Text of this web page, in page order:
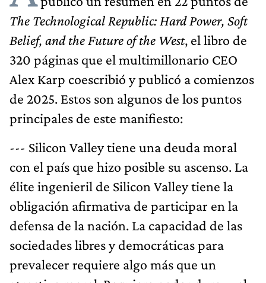
The Technological Republic: Hard Power, Soft
Belief, and the Future of the West, el libro de
320 páginas que el multimillonario CEO
Alex Karp coescribió y publicó a comienzos
de 2025. Estos son algunos de los puntos
principales de este manifiesto:
--- Silicon Valley tiene una deuda moral
con el país que hizo posible su ascenso. La
élite ingenieril de Silicon Valley tiene la
obligación afirmativa de participar en la
defensa de la nación. La capacidad de las
sociedades libres y democráticas para
prevalecer requiere algo más que un